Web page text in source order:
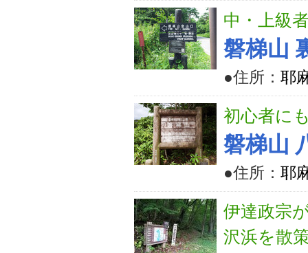
中・上級
磐梯山
●住所： 耶
初心者に
磐梯山
●住所： 耶
伊達政宗
沢浜を散